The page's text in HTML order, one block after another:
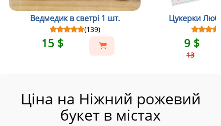
Ведмедик в светрі 1 шт.
(139)
15 $
Цукерки
9 $
13
Ціна на Ніжний рожевий
букет в містах